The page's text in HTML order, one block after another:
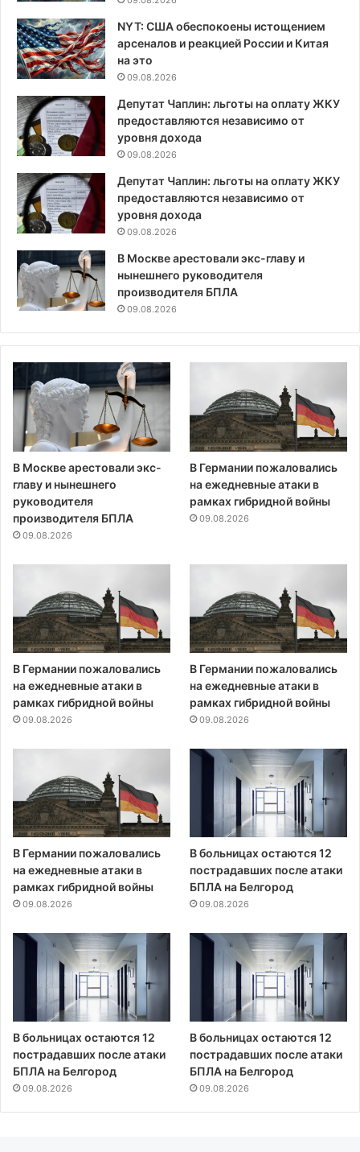
NYT: США обеспокоены истощением
арсеналов и реакцией России и Китая
на это
09.08.2026
Депутат Чаплин: льготы на оплату ЖКУ
предоставляются независимо от
уровня дохода
09.08.2026
Депутат Чаплин: льготы на оплату ЖКУ
предоставляются независимо от
уровня дохода
09.08.2026
В Москве арестовали экс-главу и
нынешнего руководителя
производителя БПЛА
09.08.2026
В Москве арестовали экс-
главу и нынешнего
руководителя
производителя БПЛА
09.08.2026
В Германии пожаловались
на ежедневные атаки в
рамках гибридной войны
09.08.2026
В Германии пожаловались
на ежедневные атаки в
рамках гибридной войны
09.08.2026
В Германии пожаловались
на ежедневные атаки в
рамках гибридной войны
09.08.2026
В Германии пожаловались
на ежедневные атаки в
рамках гибридной войны
09.08.2026
В больницах остаются 12
пострадавших после атаки
БПЛА на Белгород
09.08.2026
В больницах остаются 12
пострадавших после атаки
БПЛА на Белгород
09.08.2026
В больницах остаются 12
пострадавших после атаки
БПЛА на Белгород
09.08.2026